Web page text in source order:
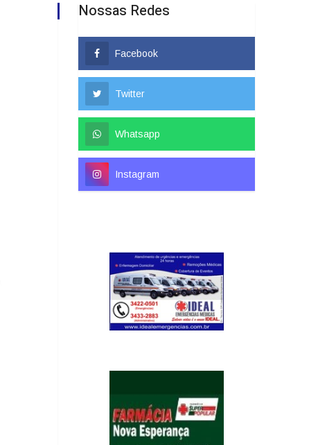
Nossas Redes
Facebook
Twitter
Whatsapp
Instagram